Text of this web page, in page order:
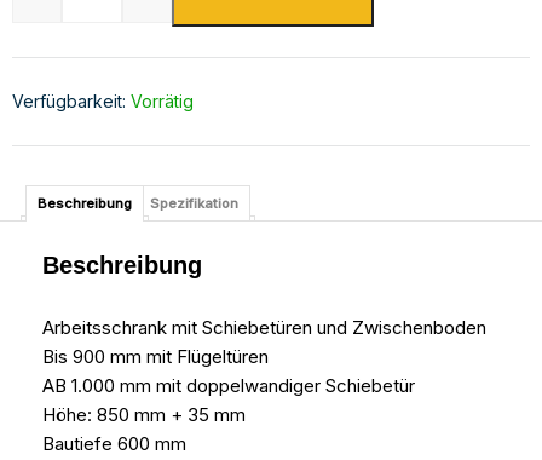
Edelstahl Arbeitsschrank mit Türen und
Verfügbarkeit: Vorrätig
Beschreibung Spezifikation
Beschreibung
Arbeitsschrank mit Schiebetüren und Zwischenboden
Bis 900 mm mit Flügeltüren
AB 1.000 mm mit doppelwandiger Schiebetür
Höhe: 850 mm + 35 mm
Bautiefe 600 mm